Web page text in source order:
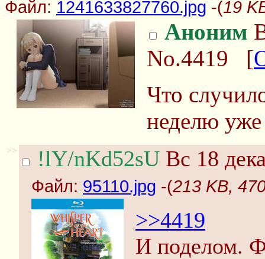
Файл: 1241633827760.jpg -(19
Аноним
No.4419 [
Что
неделю
>> !lY/nKd52sU Вс 18
Файл: 95110.jpg -(213 KB,
>>4419
И поделом.